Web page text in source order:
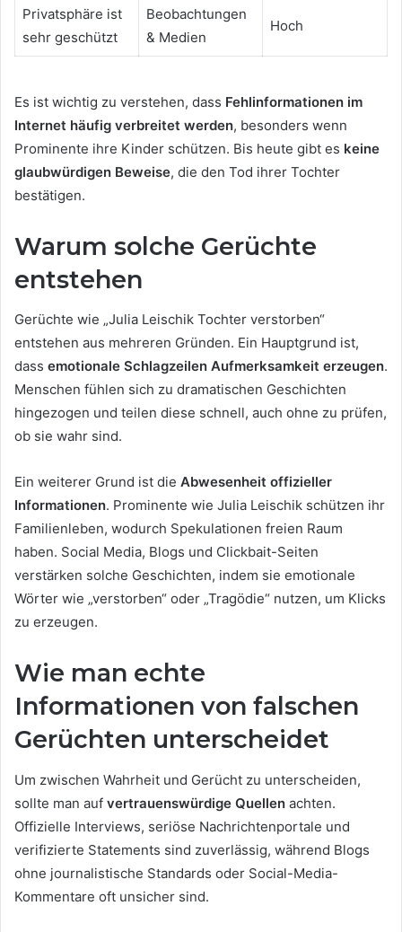
Privatsphäre ist
sehr geschützt
Beobachtungen
& Medien
Hoch
Es ist wichtig zu verstehen, dass Fehlinformationen im
Internet häufig verbreitet werden, besonders wenn
Prominente ihre Kinder schützen. Bis heute gibt es keine
glaubwürdigen Beweise, die den Tod ihrer Tochter
bestätigen.
Warum solche Gerüchte
entstehen
Gerüchte wie „Julia Leischik Tochter verstorben“
entstehen aus mehreren Gründen. Ein Hauptgrund ist,
dass emotionale Schlagzeilen Aufmerksamkeit erzeugen.
Menschen fühlen sich zu dramatischen Geschichten
hingezogen und teilen diese schnell, auch ohne zu prüfen,
ob sie wahr sind.
Ein weiterer Grund ist die Abwesenheit offizieller
Informationen. Prominente wie Julia Leischik schützen ihr
Familienleben, wodurch Spekulationen freien Raum
haben. Social Media, Blogs und Clickbait-Seiten
verstärken solche Geschichten, indem sie emotionale
Wörter wie „verstorben“ oder „Tragödie“ nutzen, um Klicks
zu erzeugen.
Wie man echte
Informationen von falschen
Gerüchten unterscheidet
Um zwischen Wahrheit und Gerücht zu unterscheiden,
sollte man auf vertrauenswürdige Quellen achten.
Offizielle Interviews, seriöse Nachrichtenportale und
verifizierte Statements sind zuverlässig, während Blogs
ohne journalistische Standards oder Social-Media-
Kommentare oft unsicher sind.